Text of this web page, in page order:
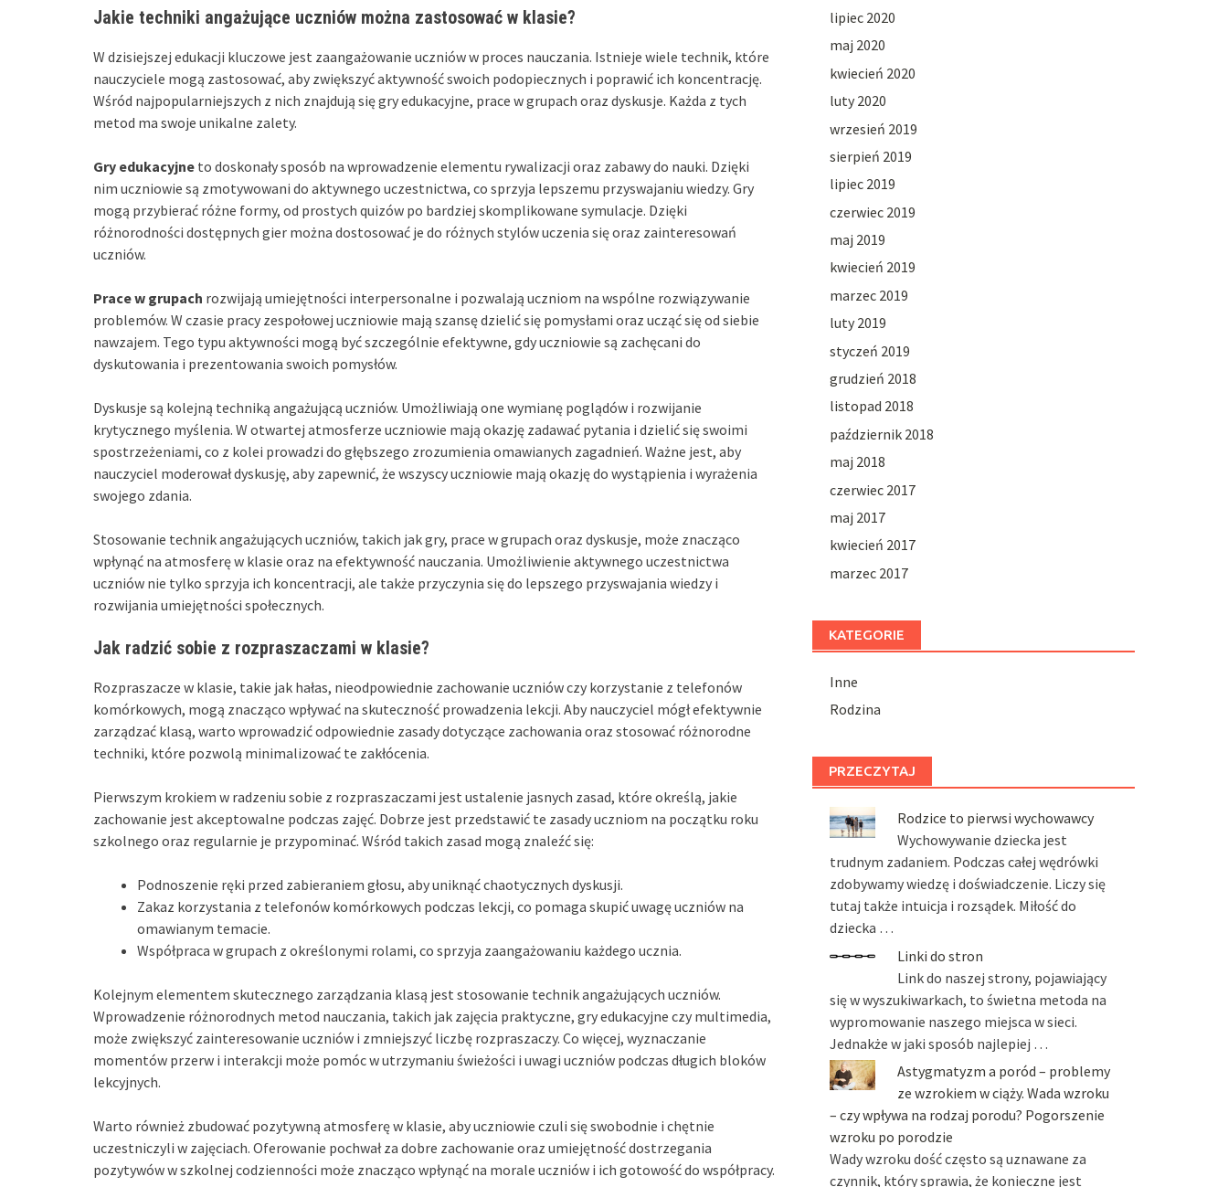
Jakie techniki angażujące uczniów można zastosować w klasie?
W dzisiejszej edukacji kluczowe jest zaangażowanie uczniów w proces nauczania. Istnieje wiele technik, które
nauczyciele mogą zastosować, aby zwiększyć aktywność swoich podopiecznych i poprawić ich koncentrację.
Wśród najpopularniejszych z nich znajdują się gry edukacyjne, prace w grupach oraz dyskusje. Każda z tych
metod ma swoje unikalne zalety.
Gry edukacyjne to doskonały sposób na wprowadzenie elementu rywalizacji oraz zabawy do nauki. Dzięki
nim uczniowie są zmotywowani do aktywnego uczestnictwa, co sprzyja lepszemu przyswajaniu wiedzy. Gry
mogą przybierać różne formy, od prostych quizów po bardziej skomplikowane symulacje. Dzięki
różnorodności dostępnych gier można dostosować je do różnych stylów uczenia się oraz zainteresowań
uczniów.
Prace w grupach rozwijają umiejętności interpersonalne i pozwalają uczniom na wspólne rozwiązywanie
problemów. W czasie pracy zespołowej uczniowie mają szansę dzielić się pomysłami oraz ucząć się od siebie
nawzajem. Tego typu aktywności mogą być szczególnie efektywne, gdy uczniowie są zachęcani do
dyskutowania i prezentowania swoich pomysłów.
Dyskusje są kolejną techniką angażującą uczniów. Umożliwiają one wymianę poglądów i rozwijanie
krytycznego myślenia. W otwartej atmosferze uczniowie mają okazję zadawać pytania i dzielić się swoimi
spostrzeżeniami, co z kolei prowadzi do głębszego zrozumienia omawianych zagadnień. Ważne jest, aby
nauczyciel moderował dyskusję, aby zapewnić, że wszyscy uczniowie mają okazję do wystąpienia i wyrażenia
swojego zdania.
Stosowanie technik angażujących uczniów, takich jak gry, prace w grupach oraz dyskusje, może znacząco
wpłynąć na atmosferę w klasie oraz na efektywność nauczania. Umożliwienie aktywnego uczestnictwa
uczniów nie tylko sprzyja ich koncentracji, ale także przyczynia się do lepszego przyswajania wiedzy i
rozwijania umiejętności społecznych.
Jak radzić sobie z rozpraszaczami w klasie?
Rozpraszacze w klasie, takie jak hałas, nieodpowiednie zachowanie uczniów czy korzystanie z telefonów
komórkowych, mogą znacząco wpływać na skuteczność prowadzenia lekcji. Aby nauczyciel mógł efektywnie
zarządzać klasą, warto wprowadzić odpowiednie zasady dotyczące zachowania oraz stosować różnorodne
techniki, które pozwolą minimalizować te zakłócenia.
Pierwszym krokiem w radzeniu sobie z rozpraszaczami jest ustalenie jasnych zasad, które określą, jakie
zachowanie jest akceptowalne podczas zajęć. Dobrze jest przedstawić te zasady uczniom na początku roku
szkolnego oraz regularnie je przypominać. Wśród takich zasad mogą znaleźć się:
Podnoszenie ręki przed zabieraniem głosu, aby uniknąć chaotycznych dyskusji.
Zakaz korzystania z telefonów komórkowych podczas lekcji, co pomaga skupić uwagę uczniów na
omawianym temacie.
Współpraca w grupach z określonymi rolami, co sprzyja zaangażowaniu każdego ucznia.
Kolejnym elementem skutecznego zarządzania klasą jest stosowanie technik angażujących uczniów.
Wprowadzenie różnorodnych metod nauczania, takich jak zajęcia praktyczne, gry edukacyjne czy multimedia,
może zwiększyć zainteresowanie uczniów i zmniejszyć liczbę rozpraszaczy. Co więcej, wyznaczanie
momentów przerw i interakcji może pomóc w utrzymaniu świeżości i uwagi uczniów podczas długich bloków
lekcyjnych.
Warto również zbudować pozytywną atmosferę w klasie, aby uczniowie czuli się swobodnie i chętnie
uczestniczyli w zajęciach. Oferowanie pochwał za dobre zachowanie oraz umiejętność dostrzegania
pozytywów w szkolnej codzienności może znacząco wpłynąć na morale uczniów i ich gotowość do współpracy.
lipiec 2020
maj 2020
kwiecień 2020
luty 2020
wrzesień 2019
sierpień 2019
lipiec 2019
czerwiec 2019
maj 2019
kwiecień 2019
marzec 2019
luty 2019
styczeń 2019
grudzień 2018
listopad 2018
październik 2018
maj 2018
czerwiec 2017
maj 2017
kwiecień 2017
marzec 2017
KATEGORIE
Inne
Rodzina
PRZECZYTAJ
Rodzice to pierwsi wychowawcy
Wychowywanie dziecka jest
trudnym zadaniem. Podczas całej wędrówki
zdobywamy wiedzę i doświadczenie. Liczy się
tutaj także intuicja i rozsądek. Miłość do
dziecka …
Linki do stron
Link do naszej strony, pojawiający
się w wyszukiwarkach, to świetna metoda na
wypromowanie naszego miejsca w sieci.
Jednakże w jaki sposób najlepiej …
Astygmatyzm a poród – problemy
ze wzrokiem w ciąży. Wada wzroku
– czy wpływa na rodzaj porodu? Pogorszenie
wzroku po porodzie
Wady wzroku dość często są uznawane za
czynnik, który sprawia, że konieczne jest